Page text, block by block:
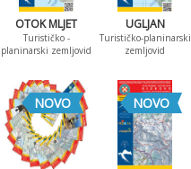
OTOK MLJET
Turističko -
planinarski zemljovid
UGLJAN
Turističko-planinarski
zemljovid
NOVO NOVO